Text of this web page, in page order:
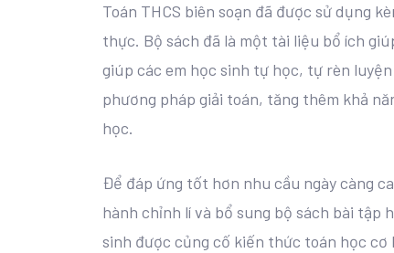
Toán THCS biên soạn đã được sử dụng
thực. Bộ sách đã là một tài liệu bổ ích
giúp các em học sinh tự học, tự rèn
phương pháp giải toán, tăng thêm khả
học.
Để đáp ứng tốt hơn nhu cầu ngày càng
hành chỉnh lí và bổ sung bộ sách bài tập
sinh được củng cố kiến thức toán học